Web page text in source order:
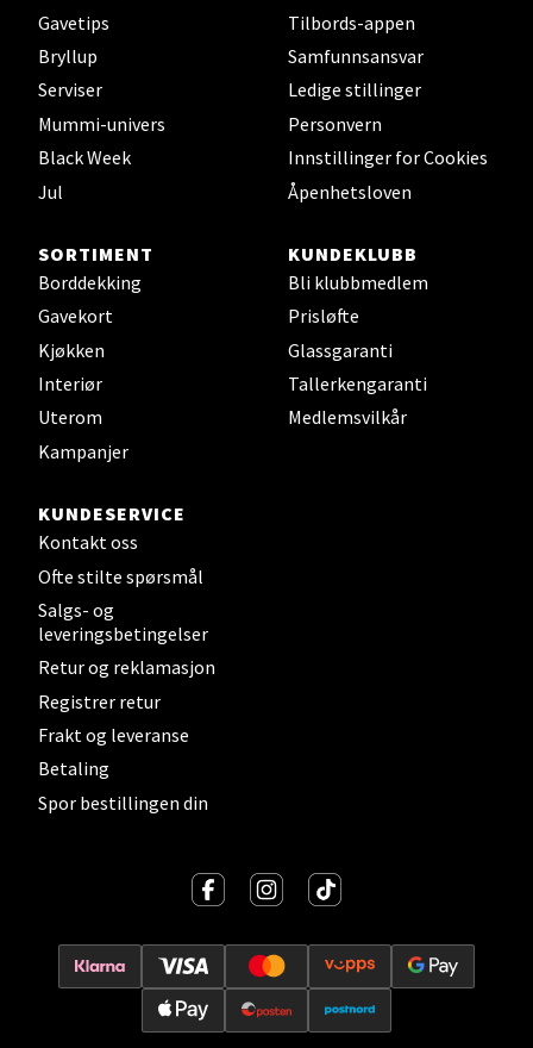
Gavetips
Bryllup
Serviser
Mummi-univers
Black Week
Jul
Tilbords-appen
Samfunnsansvar
Ledige stillinger
Personvern
Innstillinger for Cookies
Åpenhetsloven
SORTIMENT
Borddekking
Gavekort
Kjøkken
Interiør
Uterom
Kampanjer
KUNDEKLUBB
Bli klubbmedlem
Prisløfte
Glassgaranti
Tallerkengaranti
Medlemsvilkår
KUNDESERVICE
Kontakt oss
Ofte stilte spørsmål
Salgs- og
leveringsbetingelser
Retur og reklamasjon
Registrer retur
Frakt og leveranse
Betaling
Spor bestillingen din
Torgbakken 2, 5401 Stord
Åpent i dag 10-17
0 i butikk
Velg
Oslo - Thon Senter Storo
Vitaminveien 7 - 9, 0485 Oslo
Åpent i dag 10-21
0 i butikk
Lillehammer - Strandtorget
Strandtorget, 2609 Lillehammer
Åpent i dag 09-20
0 i butikk
Strømmen - Thon Senter Strømmen
Åpent i dag 10-21